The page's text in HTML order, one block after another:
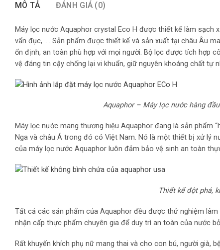
MÔ TẢ ĐÁNH GIÁ (0)
Máy lọc nước Aquaphor crystal Eco H được thiết kế làm sạch
vẩn đục, …. Sản phẩm được thiết kế và sản xuất tại châu Âu
ổn định, an toàn phù hợp với mọi người. Bộ lọc được tích hợp
vệ đáng tin cậy chống lại vi khuẩn, giữ nguyên khoáng chất tự
Aquaphor – Máy lọc nước hàng
Máy lọc nước mang thương hiệu Aquaphor đang là sản phẩm
Nga và châu Á trong đó có Việt Nam. Nó là một thiết bị xử lý
của máy lọc nước Aquaphor luôn đảm bảo vệ sinh an toàn
Thiết kế đột phá,
Tất cả các sản phẩm của Aquaphor đều được thử nghiệm
nhận cấp thực phẩm chuyên gia để duy trì an toàn của nước
Rất khuyến khích phụ nữ mang thai và cho con bú, người già,